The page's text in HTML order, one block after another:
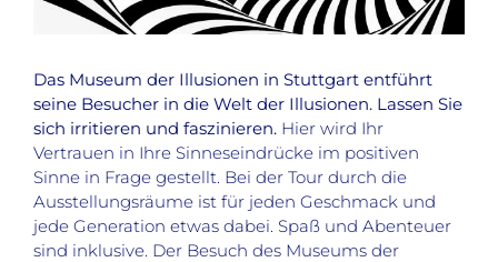
Das Museum der Illusionen in Stuttgart entführt
seine Besucher in die Welt der Illusionen. Lassen Sie
sich irritieren und faszinieren. Hier wird Ihr
Vertrauen in Ihre Sinneseindrücke im positiven
Sinne in Frage gestellt. Bei der Tour durch die
Ausstellungsräume ist für jeden Geschmack und
jede Generation etwas dabei. Spaß und Abenteuer
sind inklusive. Der Besuch des Museums der